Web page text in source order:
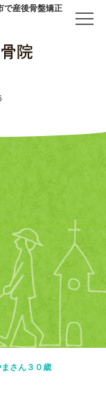
で産後骨盤矯正
さん３０歳